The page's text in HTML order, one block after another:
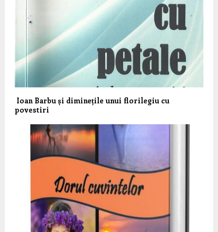
Ioan Barbu și diminețile unui florilegiu cu
povestiri